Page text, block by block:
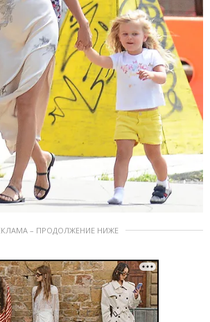
– ПРОДОЛЖЕНИЕ НИЖЕ